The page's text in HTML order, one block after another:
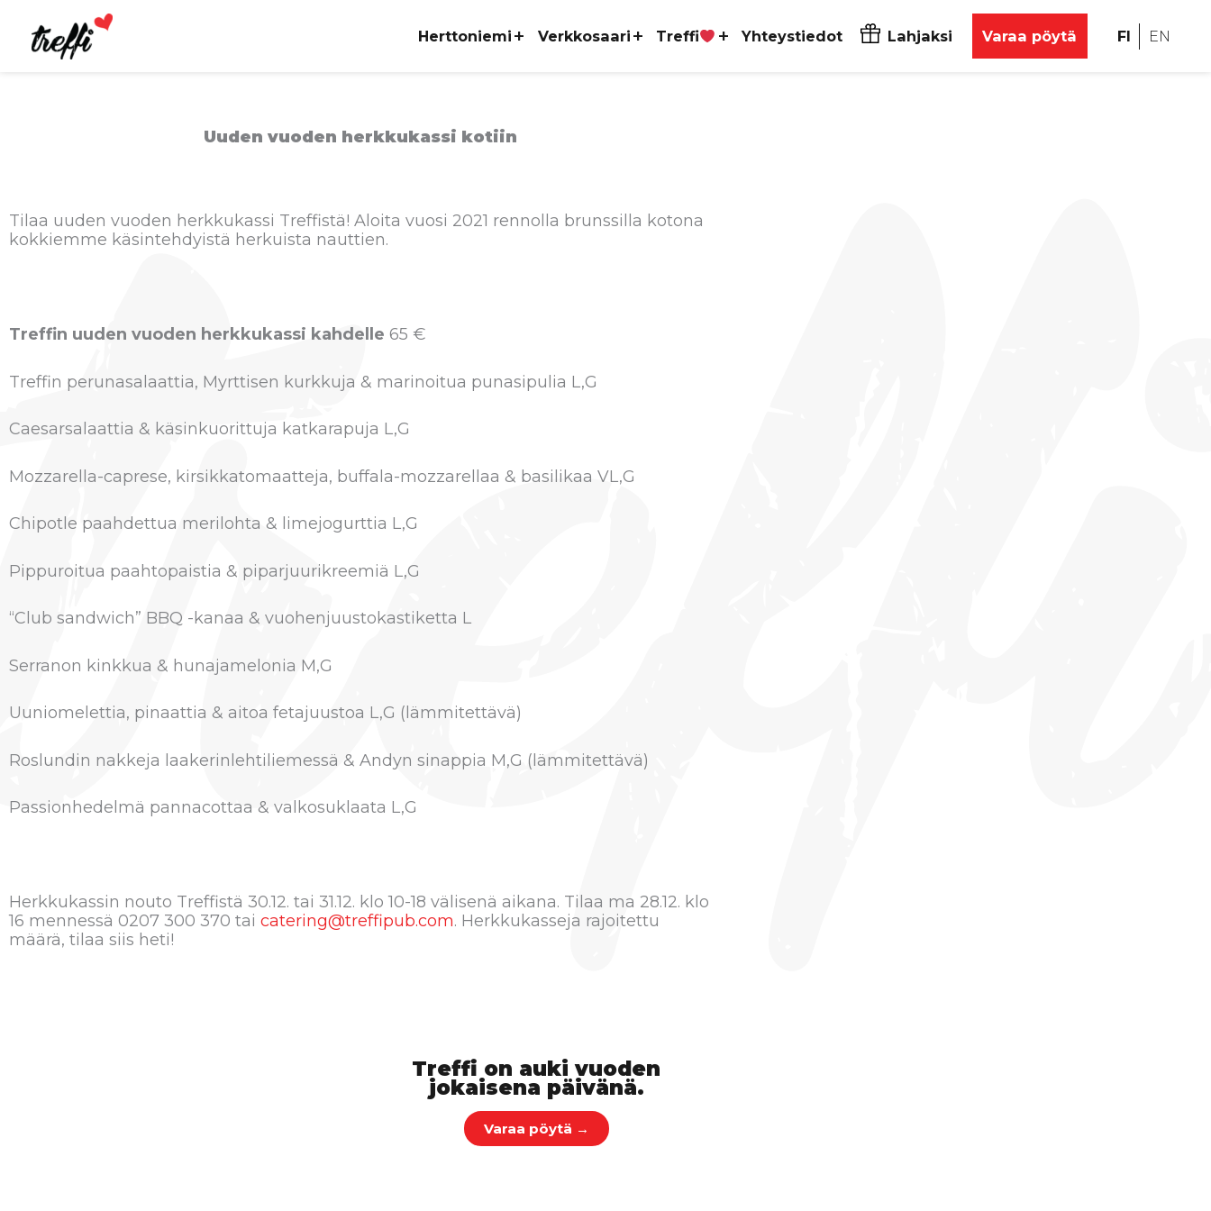
sisältöön
Herttoniemi Verkkosaari Treffi Yhteystiedot Lahjaksi Varaa pöytä FI EN
Uuden vuoden herkkukassi kotiin
Tilaa uuden vuoden herkkukassi Treffistä! Aloita vuosi 2021 rennolla brunssilla kotona
kokkiemme käsintehdyistä herkuista nauttien.
Treffin uuden vuoden herkkukassi kahdelle 65 €
Treffin perunasalaattia, Myrttisen kurkkuja & marinoitua punasipulia L,G
Caesarsalaattia & käsinkuorittuja katkarapuja L,G
Mozzarella-caprese, kirsikkatomaatteja, buffala-mozzarellaa & basilikaa VL,G
Chipotle paahdettua merilohta & limejogurttia L,G
Pippuroitua paahtopaistia & piparjuurikreemiä L,G
“Club sandwich” BBQ -kanaa & vuohenjuustokastiketta L
Serranon kinkkua & hunajamelonia M,G
Uuniomelettia, pinaattia & aitoa fetajuustoa L,G (lämmitettävä)
Roslundin nakkeja laakerinlehtiliemessä & Andyn sinappia M,G (lämmitettävä)
Passionhedelmä pannacottaa & valkosuklaata L,G
Herkkukassin nouto Treffistä 30.12. tai 31.12. klo 10-18 välisenä aikana. Tilaa ma 28.12. klo
16 mennessä 0207 300 370 tai catering@treffipub.com. Herkkukasseja rajoitettu
määrä, tilaa siis heti!
Treffi on auki vuoden
jokaisena päivänä.
Varaa pöytä →